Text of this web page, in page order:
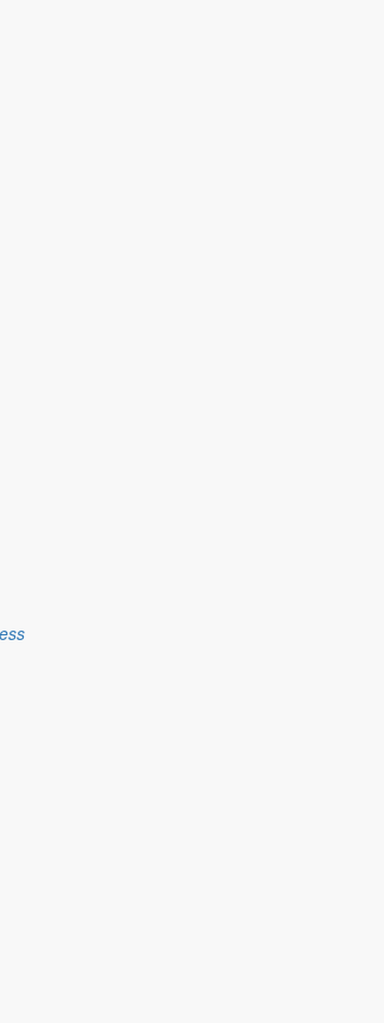
und bei verschiedenen Angeboten
und Spielstunde ein.